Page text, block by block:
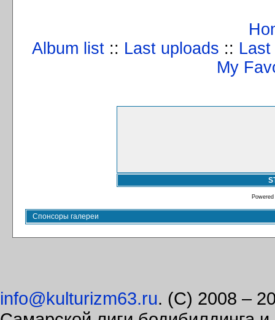
Album list :: Last uploads ::
My
info@kulturizm63.ru
. (C) 2008 –
Самарской лиги бодибилдинга